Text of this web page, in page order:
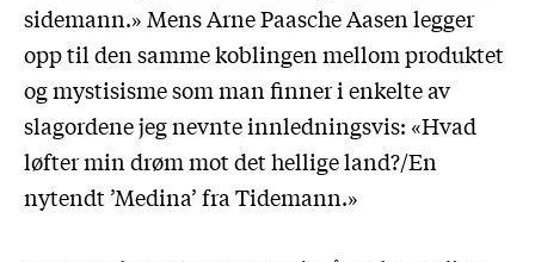
sidemann.» Mens Arne Paasche Aasen legger
opp til den samme koblingen mellom produktet
og mystisisme som man finner i enkelte av
slagordene jeg nevnte innledningsvis: «Hvad
løfter min drøm mot det hellige land?/En
nytendt ’Medina’ fra Tidemann.»